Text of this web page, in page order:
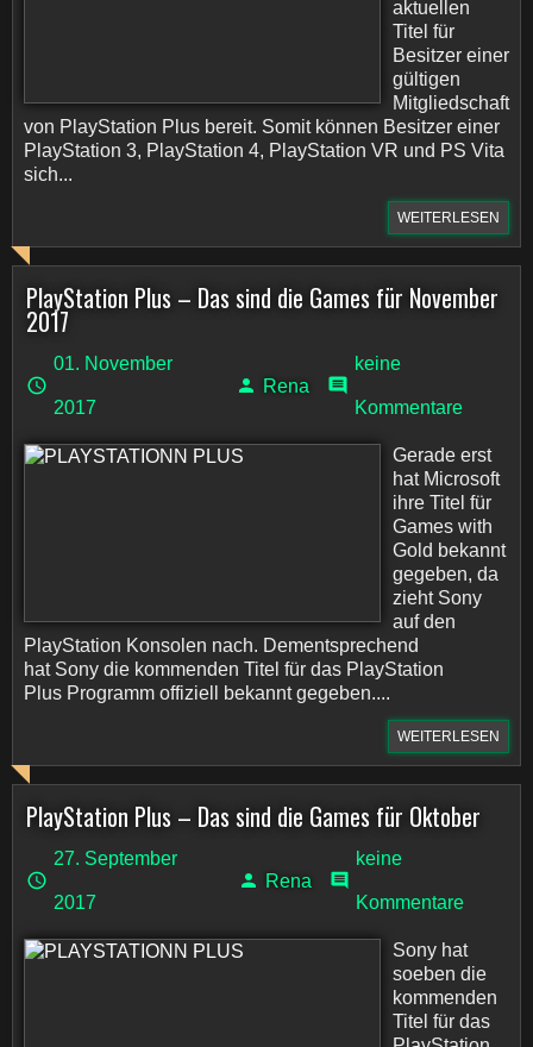
aktuellen
Titel für
Besitzer einer
gültigen
Mitgliedschaft
von PlayStation Plus bereit. Somit können Besitzer einer
PlayStation 3, PlayStation 4, PlayStation VR und PS Vita
sich...
WEITERLESEN
PlayStation Plus – Das sind die Games für November
2017
01. November
2017
Rena
keine
Kommentare
Gerade erst
hat Microsoft
ihre Titel für
Games with
Gold bekannt
gegeben, da
zieht Sony
auf den
PlayStation Konsolen nach. Dementsprechend
hat Sony die kommenden Titel für das PlayStation
Plus Programm offiziell bekannt gegeben....
WEITERLESEN
PlayStation Plus – Das sind die Games für Oktober
27. September
2017
Rena
keine
Kommentare
Sony hat
soeben die
kommenden
Titel für das